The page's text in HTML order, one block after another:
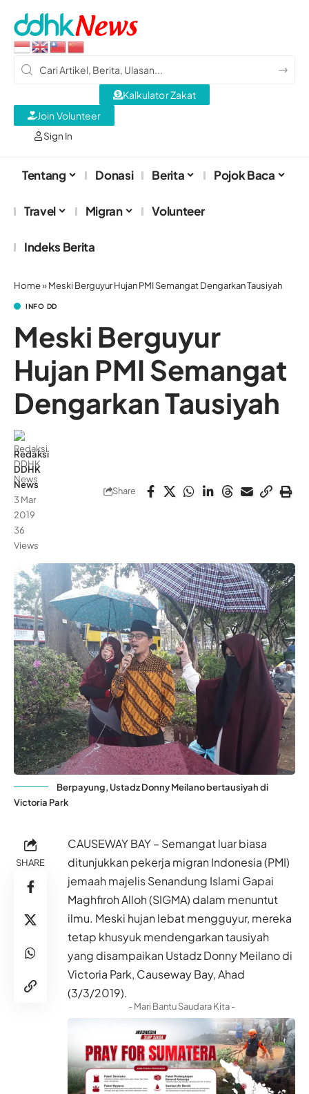
Sign In
Kalkulator Zakat
Join Volunteer
Tentang Donasi Berita Pojok Baca
Travel Migran Volunteer
Indeks Berita
Home»Meski Berguyur Hujan PMI Semangat Dengarkan Tausiyah
INFO DD
Meski Berguyur
Hujan PMI Semangat
Dengarkan Tausiyah
Redaksi
DDHK
News
3 Mar
2019
36
Views
Share
Berpayung, Ustadz Donny Meilano bertausiyah di
Victoria Park
SHARE
CAUSEWAY BAY – Semangat luar biasa
ditunjukkan pekerja migran Indonesia (PMI)
jemaah majelis Senandung Islami Gapai
Maghfiroh Alloh (SIGMA) dalam menuntut
ilmu. Meski hujan lebat mengguyur, mereka
tetap khusyuk mendengarkan tausiyah
yang disampaikan Ustadz Donny Meilano di
Victoria Park, Causeway Bay, Ahad
(3/3/2019).
- Mari Bantu Saudara Kita -